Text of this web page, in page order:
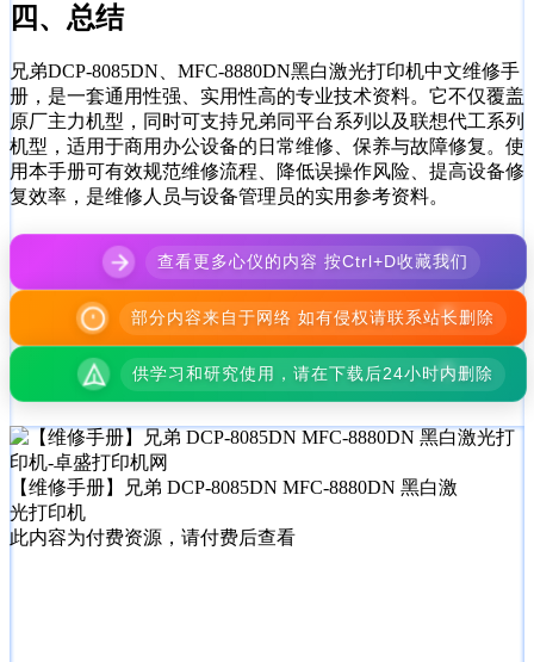
四、总结
兄弟DCP-8085DN、MFC-8880DN黑白激光打印机中文维修手
册，是一套通用性强、实用性高的专业技术资料。它不仅覆盖
原厂主力机型，同时可支持兄弟同平台系列以及联想代工系列
机型，适用于商用办公设备的日常维修、保养与故障修复。使
用本手册可有效规范维修流程、降低误操作风险、提高设备修
复效率，是维修人员与设备管理员的实用参考资料。
查看更多心仪的内容 按Ctrl+D收藏我们
部分内容来自于网络 如有侵权请联系站长删除
供学习和研究使用，请在下载后24小时内删除
【维修手册】兄弟 DCP-8085DN MFC-8880DN 黑白激
光打印机
此内容为付费资源，请付费后查看